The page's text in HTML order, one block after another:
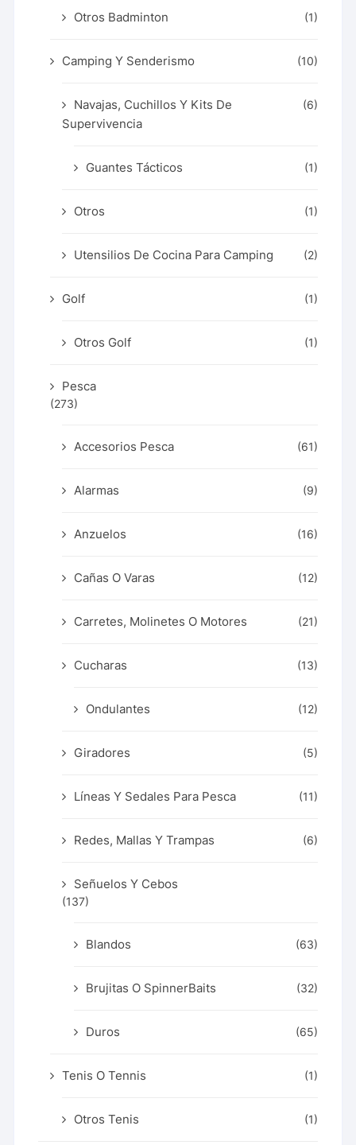
Otros Badminton (1)
Camping Y Senderismo (10)
Navajas, Cuchillos Y Kits De
Supervivencia
(6)
Guantes Tácticos (1)
Otros (1)
Utensilios De Cocina Para Camping (2)
Golf (1)
Otros Golf (1)
Pesca
(273)
Accesorios Pesca (61)
Alarmas (9)
Anzuelos (16)
Cañas O Varas (12)
Carretes, Molinetes O Motores (21)
Cucharas (13)
Ondulantes (12)
Giradores (5)
Líneas Y Sedales Para Pesca (11)
Redes, Mallas Y Trampas (6)
Señuelos Y Cebos
(137)
Blandos (63)
Brujitas O SpinnerBaits (32)
Duros (65)
Tenis O Tennis (1)
Otros Tenis (1)